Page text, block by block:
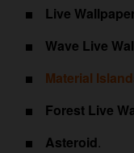
Live
Wave Live
Material
Forest Live
Asteroid.